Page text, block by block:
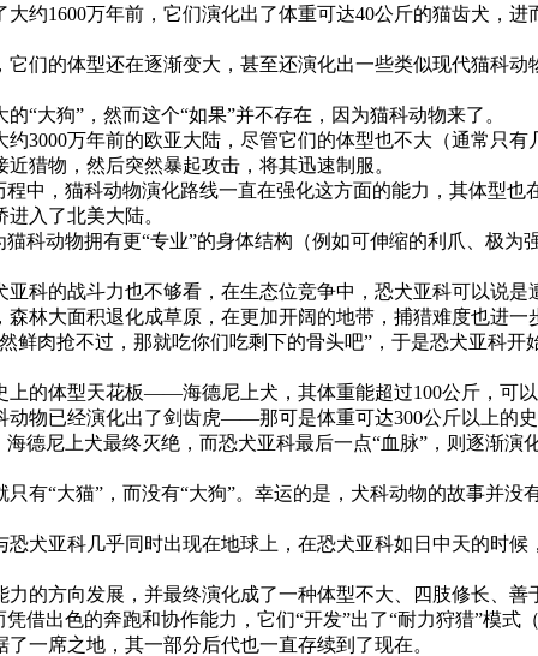
约1600万年前，它们演化出了体重可达40公斤的猫齿犬，
们的体型还在逐渐变大，甚至还演化出一些类似现代猫科
“大狗”，然而这个“如果”并不存在，因为猫科动物来了。
万年前的欧亚大陆，尽管它们的体型也不大（通常只有
猎物，然后突然暴起攻击，将其迅速制服。
中，猫科动物演化路线一直在强化这方面的能力，其体型也
入了北美大陆。
科动物拥有更“专业”的身体结构（例如可伸缩的利爪、极
科的战斗力也不够看，在生态位竞争中，恐犬亚科可以说是
林大面积退化成草原，在更加开阔的地带，捕猎难度也进一
鲜肉抢不过，那就吃你们吃剩下的骨头吧”，于是恐犬亚科
的体型天花板——海德尼上犬，其体重能超过100公斤，可以
物已经演化出了剑齿虎——那可是体重可达300公斤以上的史
德尼上犬最终灭绝，而恐犬亚科最后一点“血脉”，则逐渐演
有“大猫”，而没有“大狗”。幸运的是，犬科动物的故事并
犬亚科几乎同时出现在地球上，在恐犬亚科如日中天的时
的方向发展，并最终演化成了一种体型不大、四肢修长、善
借出色的奔跑和协作能力，它们“开发”出了“耐力狩猎”模式
一席之地，其一部分后代也一直存续到了现在。